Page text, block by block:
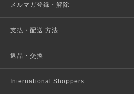
メルマガ登録・解除
支払・配送 方法
返品・交換
International Shoppers